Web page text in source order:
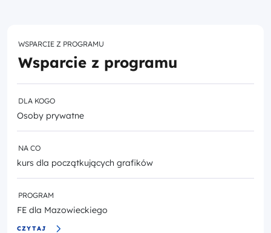
WSPARCIE Z PROGRAMU
Wsparcie z programu
DLA KOGO
Osoby prywatne
NA CO
kurs dla początkujących grafików
PROGRAM
FE dla Mazowieckiego
CZYTAJ